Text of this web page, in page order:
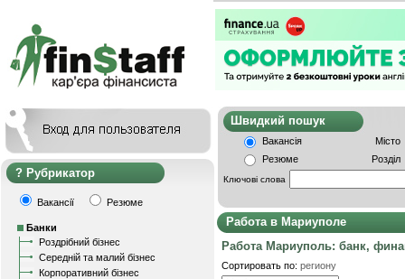
Рубрикатор
Вакансії Резюме
Банки
Роздрібний бізнес
Середній та малий бізнес
Корпоративний бізнес
Швидкий
Вакансія
Місто
Резюме
Розділ
Ключові слова
Работа в Мариуполе
Работа Мариуполь: банк,
Сортировать по: региону